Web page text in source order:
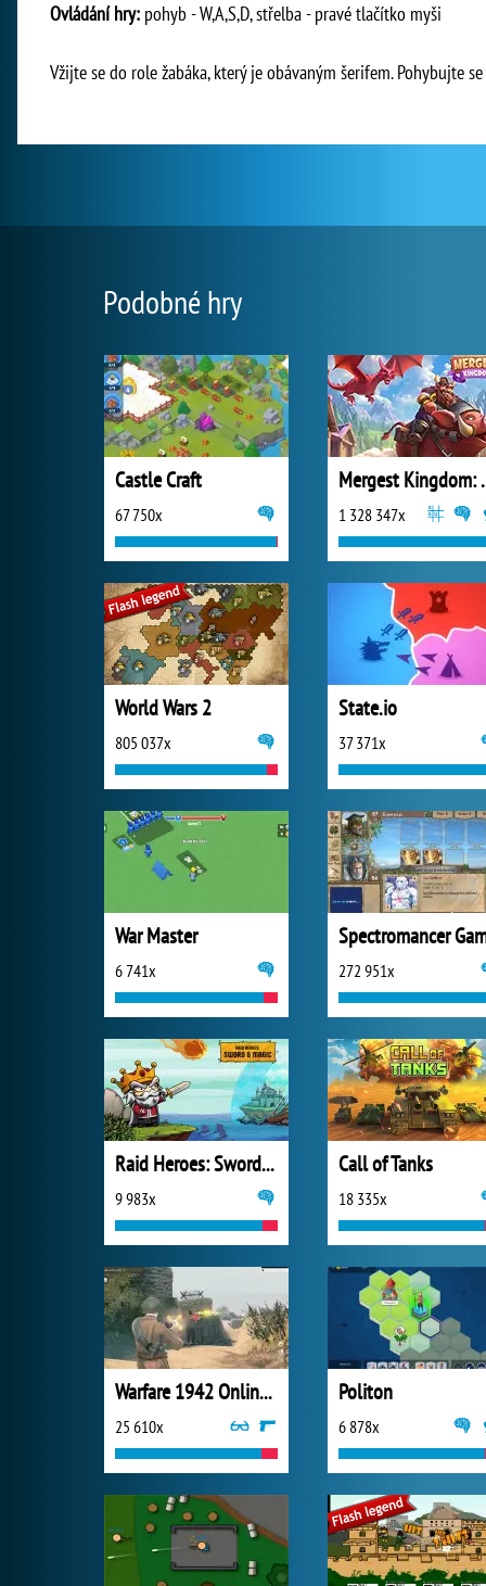
Ovládání hry: pohyb - W,A,S,D, střelba - pravé tlačítko myši
Vžijte se do role žabáka, který je obávaným šerifem. Pohybujte
Podobné hry
Castle Craft
67 750x 1 328 347x
World Wars 2
805 037x
State.io
37 371x
War Master
6 741x 272 951x
Raid Heroes: Sword and Magic
9 983x
Call of Tanks
18 335x
Warfare 1942 Online Shooter
25 610x
Politon
6 878x